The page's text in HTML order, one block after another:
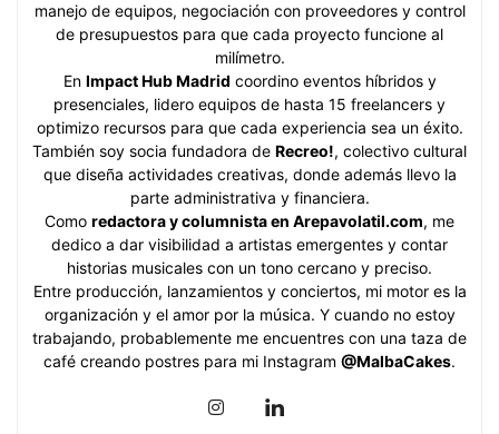
manejo de equipos, negociación con proveedores y control
de presupuestos para que cada proyecto funcione al
milímetro.
En Impact Hub Madrid coordino eventos híbridos y
presenciales, lidero equipos de hasta 15 freelancers y
optimizo recursos para que cada experiencia sea un éxito.
También soy socia fundadora de Recreo!, colectivo cultural
que diseña actividades creativas, donde además llevo la
parte administrativa y financiera.
Como redactora y columnista en Arepavolatil.com, me
dedico a dar visibilidad a artistas emergentes y contar
historias musicales con un tono cercano y preciso.
Entre producción, lanzamientos y conciertos, mi motor es la
organización y el amor por la música. Y cuando no estoy
trabajando, probablemente me encuentres con una taza de
café creando postres para mi Instagram @MalbaCakes.